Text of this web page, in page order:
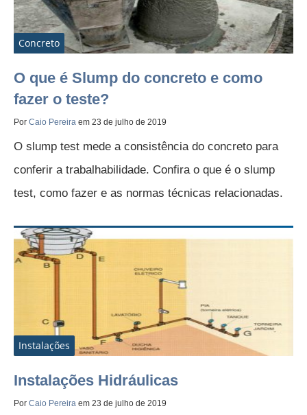
Concreto
O que é Slump do concreto e como
fazer o teste?
Por Caio Pereira em 23 de julho de 2019
O slump test mede a consistência do concreto para
conferir a trabalhabilidade. Confira o que é o slump
test, como fazer e as normas técnicas relacionadas.
Instalações
Instalações Hidráulicas
Por Caio Pereira em 23 de julho de 2019